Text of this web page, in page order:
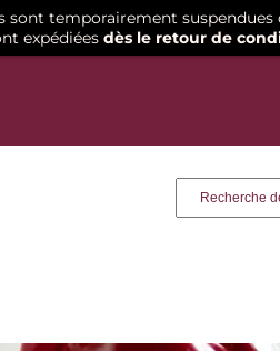
temporairement
expédiées dès le retour de